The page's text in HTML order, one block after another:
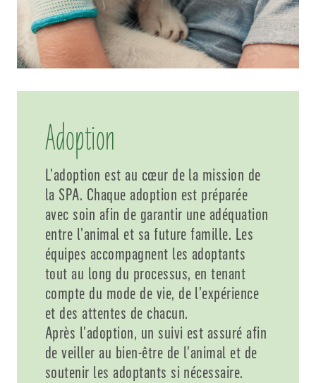
Adoption
L’adoption est au cœur de la mission de
la SPA. Chaque adoption est préparée
avec soin afin de garantir une adéquation
entre l’animal et sa future famille. Les
équipes accompagnent les adoptants
tout au long du processus, en tenant
compte du mode de vie, de l’expérience
et des attentes de chacun.
Après l’adoption, un suivi est assuré afin
de veiller au bien-être de l’animal et de
soutenir les adoptants si nécessaire.